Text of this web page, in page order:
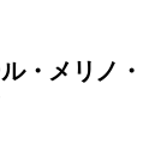
・メリノ・